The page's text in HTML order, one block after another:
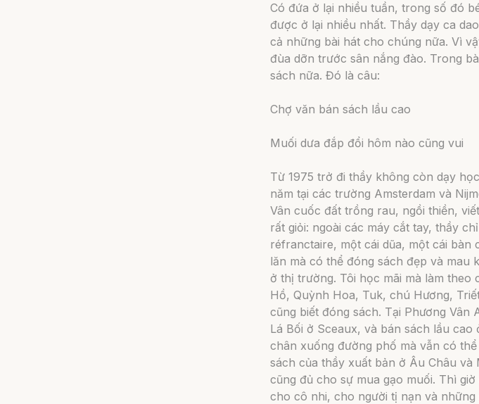
Có đứa ở lại nhiều tuần, trong số đó
được ở lại nhiều nhất. Thầy dạy ca
cả những bài hát cho chúng nữa. Vì
đùa dỡn trước sân nắng đào. Trong
sách nữa. Đó là câu:
Chợ văn bán sách lầu cao
Muối dưa đắp đổi hôm nào cũng vui
Từ 1975 trở đi thầy không còn dạy
năm tại các trường Amsterdam và
Vân cuốc đất trồng rau, ngồi thiền,
rất giỏi: ngoài các máy cắt tay, thầy
réfranctaire, một cái dũa, một cái bàn
lăn mà có thể đóng sách đẹp và mau
ở thị trường. Tôi học mãi mà làm theo
Hồ, Quỳnh Hoa, Tuk, chú Hương,
cũng biết đóng sách. Tại Phương
Lá Bối ở Sceaux, và bán sách lầu cao
chân xuống đường phố mà vẫn có
sách của thầy xuất bản ở Âu Châu
cũng đủ cho sự mua gạo muối. Thì
cho cô nhi, cho người tị nạn và